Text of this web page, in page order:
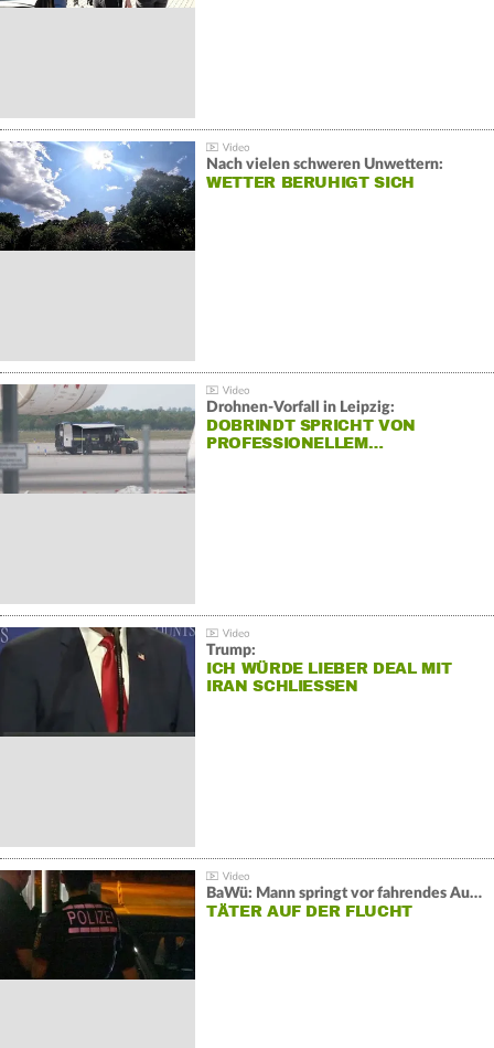
Nach vielen schweren Unwettern:
WETTER BERUHIGT SICH
Drohnen-Vorfall in Leipzig:
DOBRINDT SPRICHT VON
PROFESSIONELLEM…
Trump:
ICH WÜRDE LIEBER DEAL MIT
IRAN SCHLIESSEN
BaWü: Mann springt vor fahrendes Auto und schießt
TÄTER AUF DER FLUCHT